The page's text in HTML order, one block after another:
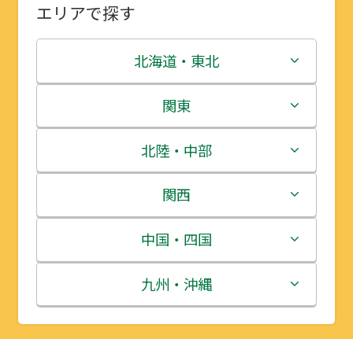
エリアで探す
北海道・東北
北海道
青森県
岩手県
宮城県
秋田県
山形県
関東
茨城県
栃木県
群馬県
埼玉県
千葉県
北陸・中部
新潟県
富山県
石川県
福井県
関西
三重県
滋賀県
京都府
中国・四国
鳥取県
島根県
九州・沖縄
福岡県